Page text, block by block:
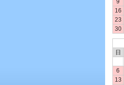
9
16
23
30
日
6
13